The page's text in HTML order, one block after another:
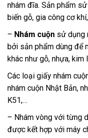
nhám đĩa. Sản phẩm
biến gỗ, gia công cơ
– Nhám cuộn sử dụng
bởi sản phẩm dùng để
khác như gỗ, nhựa, kim
Các loại giấy nhám
nhám cuộn Nhật Bản,
K51,…
– Nhám vòng với từng
được kết hợp với máy